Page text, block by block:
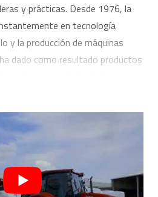
y prácticas. Desde 1976, la
en tecnología
y la producción de máquinas
dado como resultado productos
amplia gama de equipos para
Se hace hincapié en la
facilidad de uso, lo que permite
equipos con seguridad y